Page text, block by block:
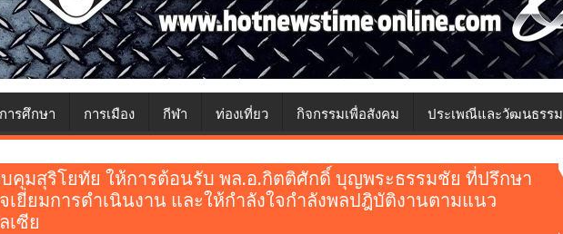
การศึกษา การเมือง กีฬา ท่องเที่ยว กิจกรรมเพื่อสังคม ประเพณีและวัฒนธรรม
คุมสุริโยทัย ให้การต้อนรับ พล.อ.กิตติศักดิ์ บุญพระธรรมชัย ที่ปรึกษา
เยี่ยมการดำเนินงาน และให้กำลังใจกำลังพลปฎิบัติงานตามแนว
เซีย